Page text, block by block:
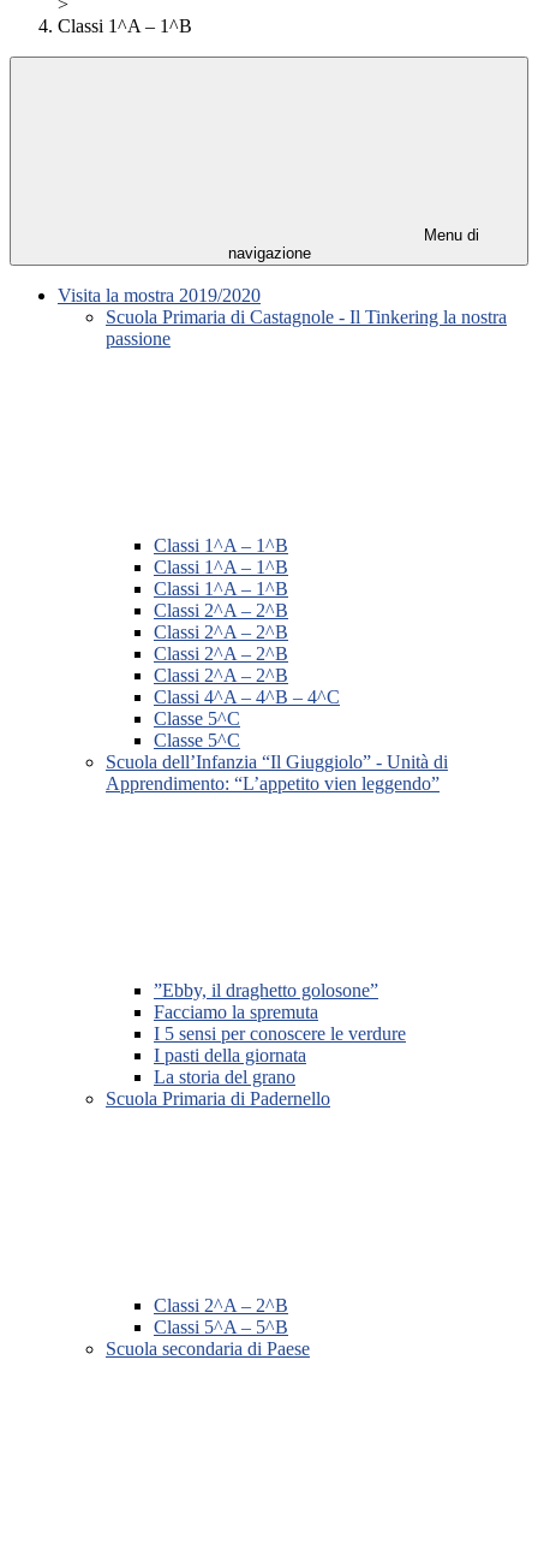
>
Classi 1^A – 1^B
Menu di
navigazione
Visita la mostra 2019/2020
Scuola Primaria di Castagnole - Il Tinkering la nostra
passione
Classi 1^A – 1^B
Classi 1^A – 1^B
Classi 1^A – 1^B
Classi 2^A – 2^B
Classi 2^A – 2^B
Classi 2^A – 2^B
Classi 2^A – 2^B
Classi 4^A – 4^B – 4^C
Classe 5^C
Classe 5^C
Scuola dell’Infanzia “Il Giuggiolo” - Unità di
Apprendimento: “L’appetito vien leggendo”
”Ebby, il draghetto golosone”
Facciamo la spremuta
I 5 sensi per conoscere le verdure
I pasti della giornata
La storia del grano
Scuola Primaria di Padernello
Classi 2^A – 2^B
Classi 5^A – 5^B
Scuola secondaria di Paese